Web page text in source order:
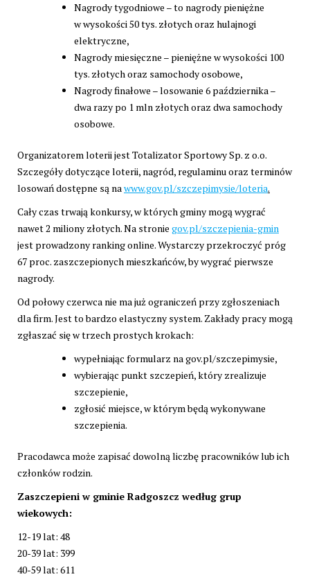
Nagrody tygodniowe – to nagrody pieniężne
w wysokości 50 tys. złotych oraz hulajnogi
elektryczne,
Nagrody miesięczne – pieniężne w wysokości 100
tys. złotych oraz samochody osobowe,
Nagrody finałowe – losowanie 6 października –
dwa razy po 1 mln złotych oraz dwa samochody
osobowe.
Organizatorem loterii jest Totalizator Sportowy Sp. z o.o.
Szczegóły dotyczące loterii, nagród, regulaminu oraz terminów
losowań dostępne są nawww.gov.pl/szczepimysie/loteria.
Cały czas trwają konkursy, w których gminy mogą wygrać
nawet 2 miliony złotych. Na stronie gov.pl/szczepienia-gmin
jest prowadzony ranking online. Wystarczy przekroczyć próg
67 proc. zaszczepionych mieszkańców, by wygrać pierwsze
nagrody.
Od połowy czerwca nie ma już ograniczeń przy zgłoszeniach
dla firm. Jest to bardzo elastyczny system. Zakłady pracy mogą
zgłaszać się w trzech prostych krokach:
wypełniając formularz na gov.pl/szczepimysie,
wybierając punkt szczepień, który zrealizuje
szczepienie,
zgłosić miejsce, w którym będą wykonywane
szczepienia.
Pracodawca może zapisać dowolną liczbę pracowników lub ich
członków rodzin.
Zaszczepieni w gminie Radgoszcz według grup
wiekowych:
12-19 lat: 48
20-39 lat: 399
40-59 lat: 611